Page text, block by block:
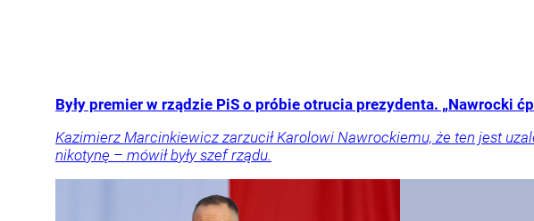
Były premier w rządzie PiS o próbie otrucia prezydenta. „Nawrocki
Kazimierz Marcinkiewicz zarzucił Karolowi Nawrockiemu, że ten jest
nikotynę – mówił były szef rządu.